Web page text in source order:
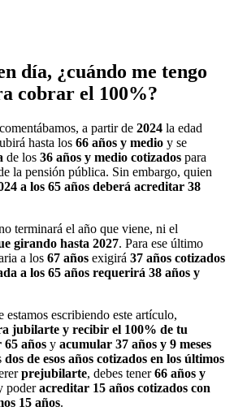
día, ¿cuándo me tengo
cobrar el 100%?
a partir de 2024 la edad
hasta los 66 años y medio y se
de los 36 años y medio cotizados para
la pensión pública. Sin embargo, quien
a los 65 años deberá acreditar 38
terminará el año que viene, ni el
girando hasta 2027. Para ese último
a los 67 años exigirá 37 años cotizados
a los 65 años requerirá 38 años y
estamos escribiendo este artículo,
jubilarte y recibir el 100% de tu
65 años y acumular 37 años y 9 meses
dos de esos años cotizados en los últimos
prejubilarte, debes tener66 años y
poderacreditar 15 años cotizados con
15 años.